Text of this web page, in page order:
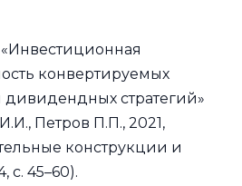
«Инвестиционная
конвертируемых
стратегий»
Петров П.П., 2021,
конструкции и
с. 45–60).